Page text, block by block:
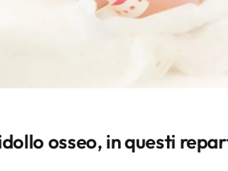
osseo, in questi